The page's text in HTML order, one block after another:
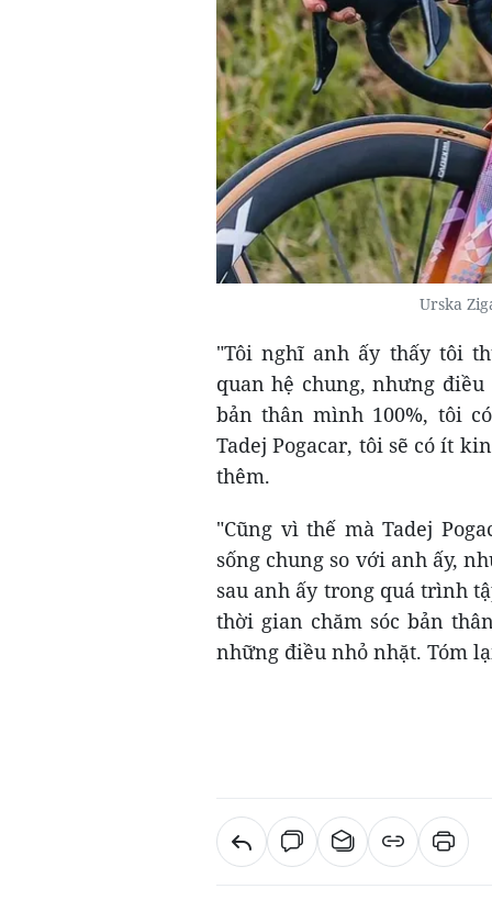
Urska
"Tôi nghĩ anh ấy thấy tôi
quan hệ chung, nhưng
bản thân mình 100%, tôi
Tadej Pogacar, tôi sẽ có ít
thêm.
"Cũng vì thế mà Tadej
sống chung so với anh ấy,
sau anh ấy trong quá trình
thời gian chăm sóc bản
những điều nhỏ nhặt. Tóm